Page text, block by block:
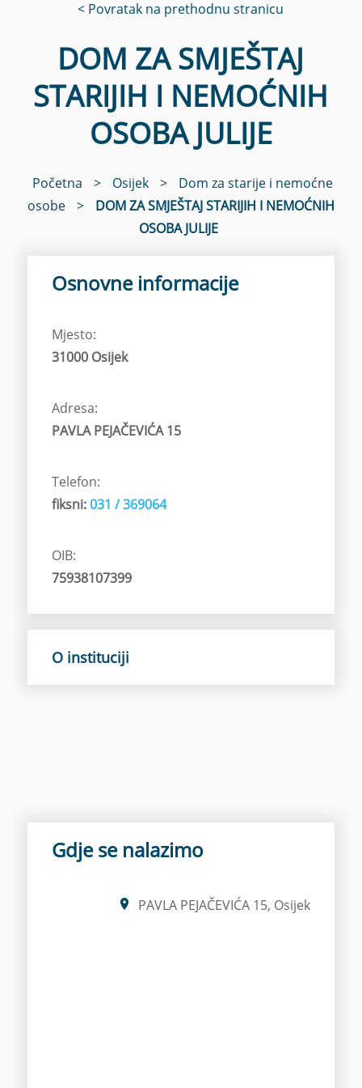
< Povratak na prethodnu stranicu
DOM ZA SMJEŠTAJ
STARIJIH I NEMOĆNIH
OSOBA JULIJE
Početna > Osijek >
Dom za starije i nemoćne
osobe
>
DOM ZA SMJEŠTAJ STARIJIH I NEMOĆNIH
OSOBA JULIJE
O instituciji
Gdje se nalazimo
PAVLA PEJAČEVIĆA 15, Osijek
Osnovne informacije
Mjesto:
31000 Osijek
Adresa:
PAVLA PEJAČEVIĆA 15
Telefon:
fiksni:031 / 369064
OIB:
75938107399